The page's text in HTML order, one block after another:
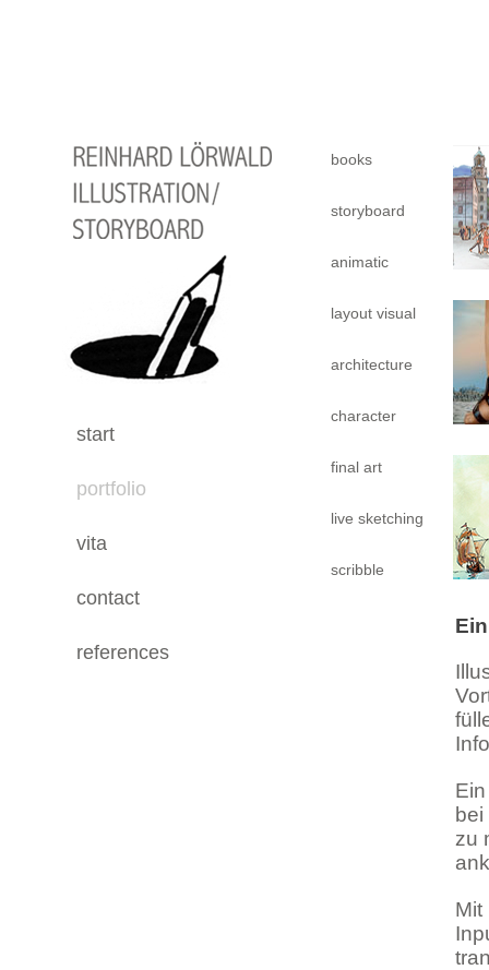
start
portfolio
vita
contact
references
books
storyboard
animatic
layout visual
architecture
character
final art
live sketching
scribble
bei
zu
Mit